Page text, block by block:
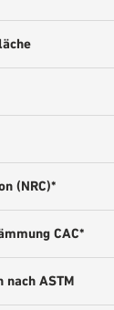
(NRC)*
CAC*
nach ASTM